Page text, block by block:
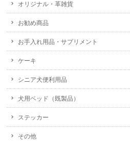
オリジナル・革雑貨
お勧め商品
お手入れ用品・サプリメント
ケーキ
シニア犬便利用品
犬用ベッド（既製品）
ステッカー
その他